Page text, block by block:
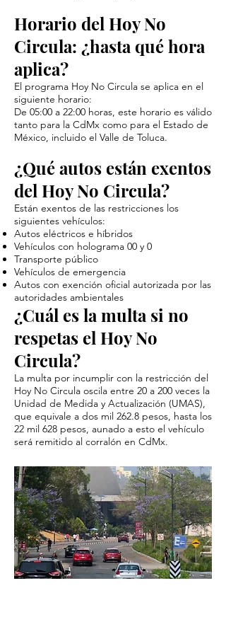
Horario del Hoy No
Circula: ¿hasta qué hora
aplica?
El programa Hoy No Circula se aplica en el
siguiente horario:
De 05:00 a 22:00 horas, este horario es válido
tanto para la CdMx como para el Estado de
México, incluido el Valle de Toluca.
¿Qué autos están exentos
del Hoy No Circula?
Están exentos de las restricciones los
siguientes vehículos:
Autos eléctricos e híbridos
Vehículos con holograma 00 y 0
Transporte público
Vehículos de emergencia
Autos con exención oficial autorizada por las
autoridades ambientales
¿Cuál es la multa si no
respetas el Hoy No
Circula?
La multa por incumplir con la restricción del
Hoy No Circula oscila entre 20 a 200 veces la
Unidad de Medida y Actualización (UMAS),
que equivale a dos mil 262.8 pesos, hasta los
22 mil 628 pesos, aunado a esto el vehículo
será remitido al corralón en CdMx.